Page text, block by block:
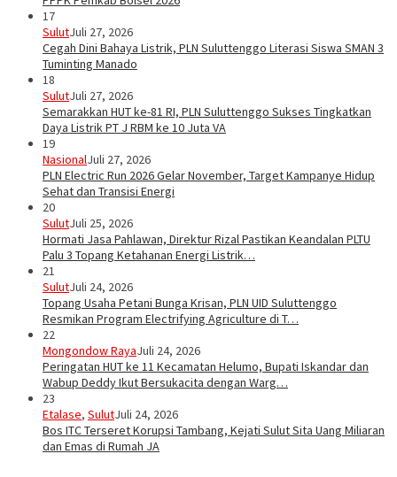
17
SulutJuli 27, 2026
Cegah Dini Bahaya Listrik, PLN Suluttenggo Literasi Siswa SMAN 3
Tuminting Manado
18
SulutJuli 27, 2026
Semarakkan HUT ke-81 RI, PLN Suluttenggo Sukses Tingkatkan
Daya Listrik PT J RBM ke 10 Juta VA
19
NasionalJuli 27, 2026
PLN Electric Run 2026 Gelar November, Target Kampanye Hidup
Sehat dan Transisi Energi
20
SulutJuli 25, 2026
Hormati Jasa Pahlawan, Direktur Rizal Pastikan Keandalan PLTU
Palu 3 Topang Ketahanan Energi Listrik…
21
SulutJuli 24, 2026
Topang Usaha Petani Bunga Krisan, PLN UID Suluttenggo
Resmikan Program Electrifying Agriculture di T…
22
Mongondow RayaJuli 24, 2026
Peringatan HUT ke 11 Kecamatan Helumo, Bupati Iskandar dan
Wabup Deddy Ikut Bersukacita dengan Warg…
23
Etalase, SulutJuli 24, 2026
Bos ITC Terseret Korupsi Tambang, Kejati Sulut Sita Uang Miliaran
dan Emas di Rumah JA